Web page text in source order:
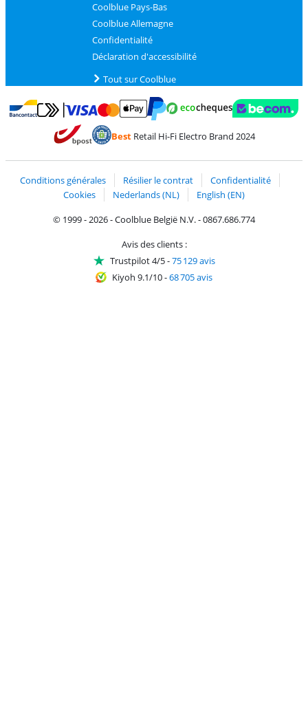
Coolblue Pays-Bas
Coolblue Allemagne
Confidentialité
Déclaration d'accessibilité
Tout sur Coolblue
Payer avec Bancontact
Payer avec MasterCard et Visa via ClickToPay
Payer avec PayPal
BestRetail Hi-Fi Electro Brand 2024
Conditions générales Résilier le contrat
Confidentialité
Cookies
Nederlands (NL)
English (EN)
© 1999 - 2026 - Coolblue België N.V. - 0867.686.774
Avis des clients :
Trustpilot 4/5-75 129 avis
Kiyoh 9.1/10-68 705 avis